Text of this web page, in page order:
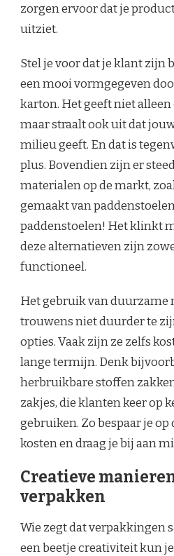
zorgen ervoor dat je
uitziet.
Stel je voor dat je klant zijn
een mooi vormgegeven
karton. Het geeft niet alleen
maar straalt ook uit dat
milieu geeft. En dat is
plus. Bovendien zijn er
materialen op de markt,
gemaakt van
paddenstoelen! Het klinkt
deze alternatieven zijn
functioneel.
Het gebruik van duurzame
trouwens niet duurder te
opties. Vaak zijn ze zelfs
lange termijn. Denk
herbruikbare stoffen
zakjes, die klanten keer op
gebruiken. Zo bespaar je
kosten en draag je bij aan
Creatieve
verpakken
Wie zegt dat verpakkingen
een beetje creativiteit kun